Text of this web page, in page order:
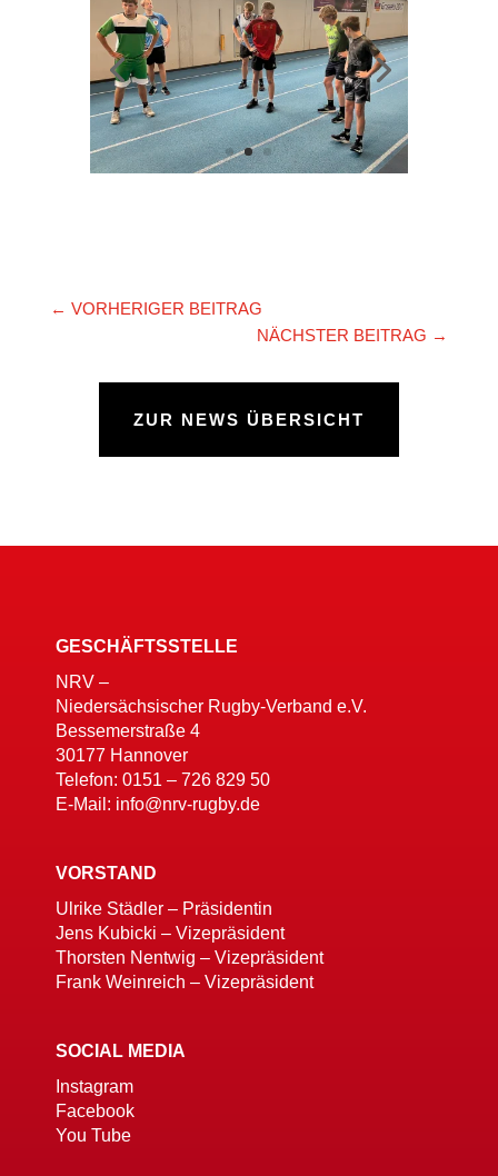
← VORHERIGER BEITRAG
NÄCHSTER BEITRAG →
ZUR NEWS ÜBERSICHT
GESCHÄFTSSTELLE
NRV –
Niedersächsischer Rugby-Verband e.V.
Bessemerstraße 4
30177 Hannover
Telefon: 0151 – 726 829 50
E-Mail: info@nrv-rugby.de
VORSTAND
Ulrike Städler – Präsidentin
Jens Kubicki – Vizepräsident
Thorsten Nentwig – Vizepräsident
Frank Weinreich – Vizepräsident
SOCIAL MEDIA
Instagram
Facebook
You Tube